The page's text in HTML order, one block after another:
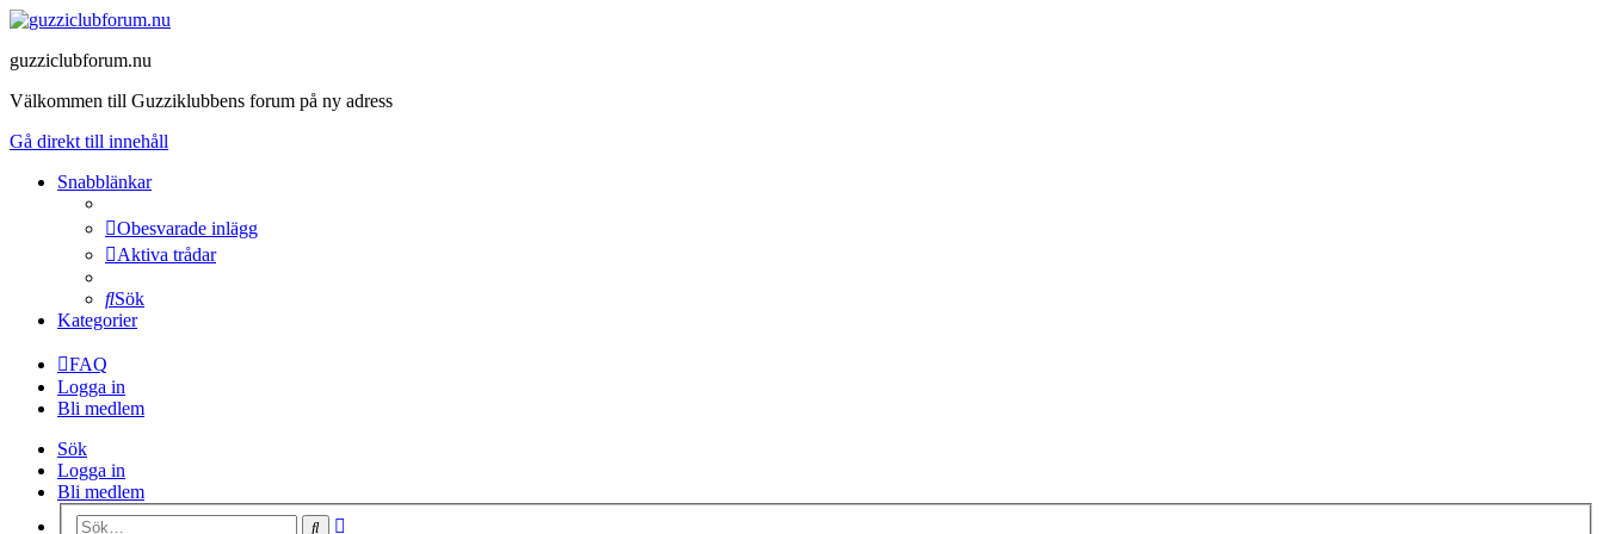
guzziclubforum.nu
Välkommen till Guzziklubbens forum på ny adress
Gå direkt till innehåll
Snabblänkar
Obesvarade inlägg
Aktiva trådar
Sök
Kategorier
FAQ
Logga in
Bli medlem
Sök
Logga in
Bli medlem
Sök